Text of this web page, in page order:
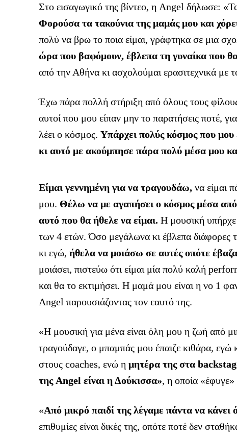
Στο εισαγωγικό της βίντεο, η Angel δήλωσε:
Φορούσα τα τακούνια της μαμάς μου και
πολύ να βρω το ποια είμαι, γράφτηκα σε μια
ώρα που βαφόμουν, έβλεπα τη γυναίκα που
από την Αθήνα κι ασχολούμαι ερασιτεχνικά με
Έχω πάρα πολλή στήριξη από όλους τους
αυτοί που μου είπαν μην το παρατήσεις ποτέ,
λέει ο κόσμος. Υπάρχει πολύς κόσμος που
κι αυτό με ακούμπησε πάρα πολύ μέσα μου
Είμαι γεννημένη για να τραγουδάω, να είμαι
μου. Θέλω να με αγαπήσει ο κόσμος μέσα από
αυτό που θα ήθελε να είμαι. Η μουσική υπήρχε
των 4 ετών. Όσο μεγάλωνα κι έβλεπα διάφορες
κι εγώ, ήθελα να μοιάσω σε αυτές οπότε
μοιάσει, πιστεύω ότι είμαι μία πολύ καλή
και θα το εκτιμήσει. Η μαμά μου είναι η νο 1
Angel παρουσιάζοντας τον εαυτό της.
«Η μουσική για μένα είναι όλη μου η ζωή από
τραγούδαγε, ο μπαμπάς μου έπαιζε κιθάρα,
στους coaches, ενώ η μητέρα της στα
της Angel είναι η Δούκισσα», η οποία
«Από μικρό παιδί της λέγαμε πάντα να κάνει
επιθυμίες είναι δικές της, οπότε ποτέ δεν